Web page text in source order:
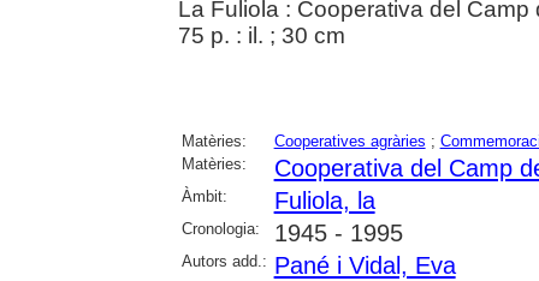
La Fuliola : Cooperativa del Camp
75 p. : il. ; 30 cm
Matèries: Cooperatives agràries ;
Matèries:
Cooperativa del Camp
Àmbit: Fuliola, la
Cronologia: 1945 - 1995
Autors add.: Pané i Vidal, Eva